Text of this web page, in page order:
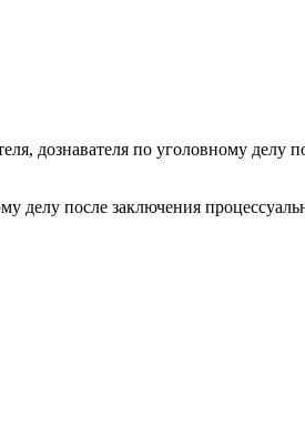
дознавателя по уголовному
делу после заключения